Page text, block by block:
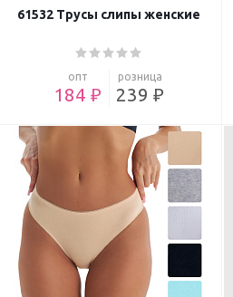
61532 Трусы слипы женские
опт
184 ₽
розница
239 ₽